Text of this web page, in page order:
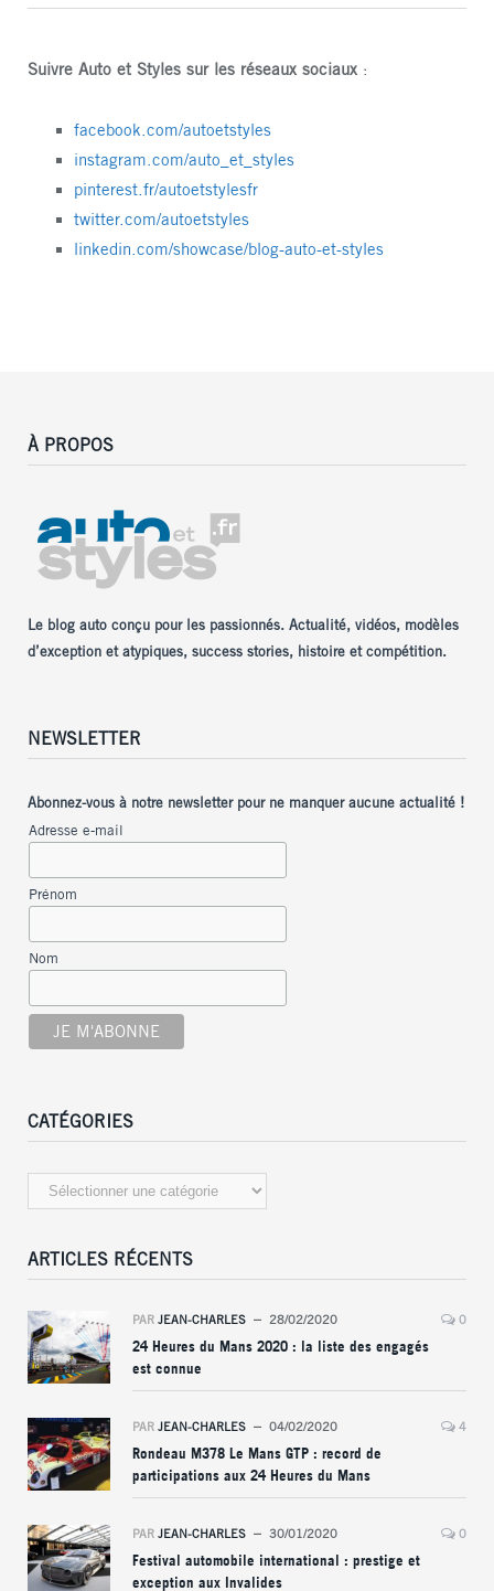
Suivre Auto et Styles sur les réseaux sociaux :
facebook.com/autoetstyles
instagram.com/auto_et_styles
pinterest.fr/autoetstylesfr
twitter.com/autoetstyles
linkedin.com/showcase/blog-auto-et-styles
À PROPOS
Le blog auto conçu pour les passionnés. Actualité, vidéos, modèles
d’exception et atypiques, success stories, histoire et compétition.
NEWSLETTER
Abonnez-vous à notre newsletter pour ne manquer aucune actualité !
Adresse e-mail
Prénom
Nom
CATÉGORIES
Catégories
ARTICLES RÉCENTS
PAR JEAN-CHARLES 28/02/2020 0
24 Heures du Mans 2020 : la liste des engagés
est connue
PAR JEAN-CHARLES 04/02/2020 4
Rondeau M378 Le Mans GTP : record de
participations aux 24 Heures du Mans
PAR JEAN-CHARLES 30/01/2020 0
Festival automobile international : prestige et
exception aux Invalides